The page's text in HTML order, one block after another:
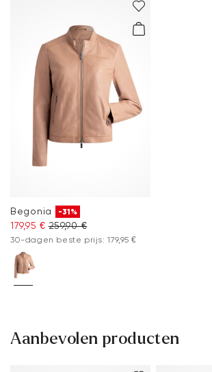
Begonia -31%
179,95 € 259,90 €
30-dagen beste prijs: 179,95 €
Aanbevolen producten